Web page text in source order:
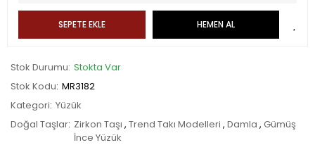
SEPETE EKLE HEMEN AL
Stok Durumu Stokta Var
Stok Kodu MR3182
Kategori Yüzük
Doğal Taşlar Zirkon Taşı , Trend Takı Modelleri , Damla , Gümüş
İnce Yüzük